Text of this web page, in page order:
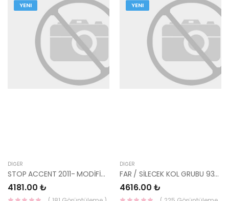
YENI
DIĞER
STOP ACCENT 2011- MODİFİYELİ TİP TAKIM-92402-1R630-YS
4181.00 ₺
YENI
DIĞER
FAR / SİLECEK KOL GRUBU 93403-C8450-MOBIS-S
4616.00 ₺